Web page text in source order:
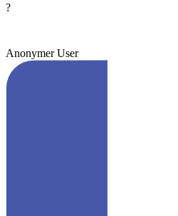
?
Anonymer User